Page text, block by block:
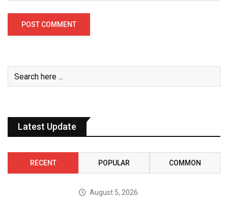
Latest Update
RECENT POPULAR COMMON
August 5, 2026